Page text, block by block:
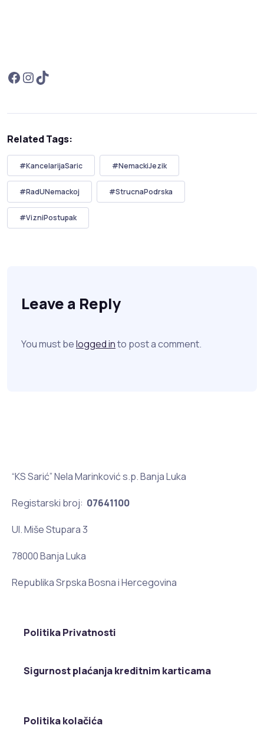
Related Tags:
#KancelarijaSaric #NemackiJezik
#RadUNemackoj #StrucnaPodrska
#VizniPostupak
Leave a Reply
You must belogged into post a comment.
“KS Sarić” Nela Marinković s.p. Banja Luka
Registarski broj: 07641100
Ul. Miše Stupara 3
78000 Banja Luka
Republika Srpska Bosna i Hercegovina
Politika Privatnosti
Sigurnost plaćanja kreditnim karticama
Politika kolačića